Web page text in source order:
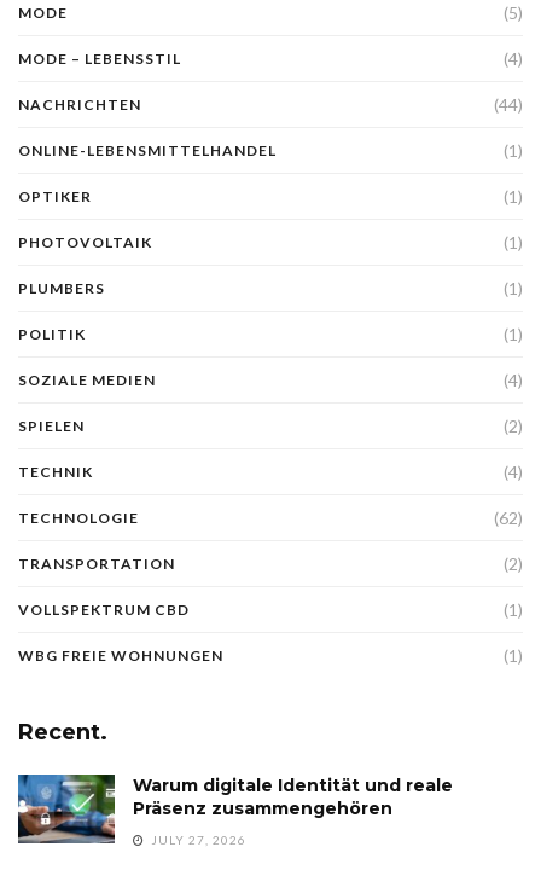
MODE (5)
MODE – LEBENSSTIL (4)
NACHRICHTEN (44)
ONLINE-LEBENSMITTELHANDEL (1)
OPTIKER (1)
PHOTOVOLTAIK (1)
PLUMBERS (1)
POLITIK (1)
SOZIALE MEDIEN (4)
SPIELEN (2)
TECHNIK (4)
TECHNOLOGIE (62)
TRANSPORTATION (2)
VOLLSPEKTRUM CBD (1)
WBG FREIE WOHNUNGEN (1)
Recent.
Warum digitale Identität und reale
Präsenz zusammengehören
JULY 27, 2026